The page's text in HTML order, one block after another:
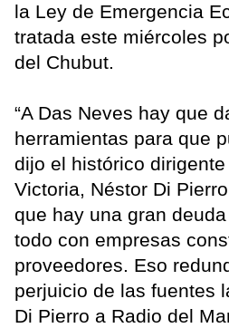
la Ley de Emergencia
tratada este miércoles
del Chubut.
“A Das Neves hay que
herramientas para que
dijo el histórico
Victoria, Néstor Di
que hay una gran
todo con empresas
proveedores. Eso
perjuicio de las fuentes
Di Pierro a Radio del